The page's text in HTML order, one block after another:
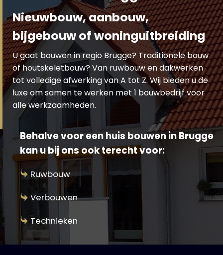
Nieuwbouw, aanbouw,
bijgebouw of woninguitbreiding
U gaat bouwen in regio Brugge? Traditionele bouw
of houtskeletbouw? Van ruwbouw en dakwerken
tot volledige afwerking van A tot Z. Wij bieden u de
luxe om samen te werken met 1 bouwbedrijf voor
alle werkzaamheden.
Behalve voor een huis bouwen in Brugge
kan u bij ons ook terecht voor:
Ruwbouw
Verbouwen
Technieken